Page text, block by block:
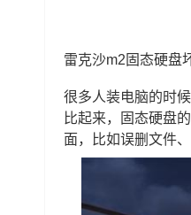
雷克沙m2固态硬盘
很多人装电脑的时
比起来，固态硬盘
面，比如误删文件